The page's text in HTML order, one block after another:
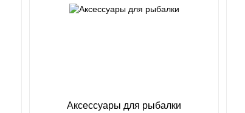
Аксессуары для рыбалки